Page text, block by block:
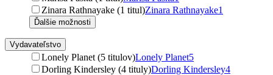
Zinara Rathnayake (1 titul)Zinara Rathnayake1
Ďalšie možnosti
Vydavateľstvo
Lonely Planet (5 titulov)Lonely Planet5
Dorling Kindersley (4 tituly)Dorling Kindersley4